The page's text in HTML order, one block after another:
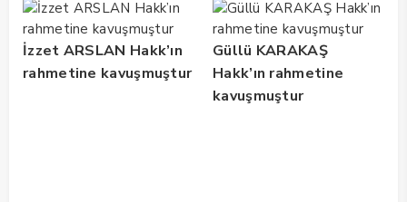
İzzet ARSLAN Hakk’ın
rahmetine kavuşmuştur
Güllü KARAKAŞ
Hakk’ın rahmetine
kavuşmuştur